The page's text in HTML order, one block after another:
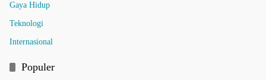
Gaya Hidup
Teknologi
Internasional
Populer